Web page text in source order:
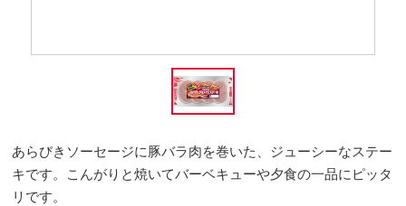
あらびきソーセージに豚バラ肉を巻いた、ジューシーなステー
キです。こんがりと焼いてバーベキューや夕食の一品にピッタ
リです。